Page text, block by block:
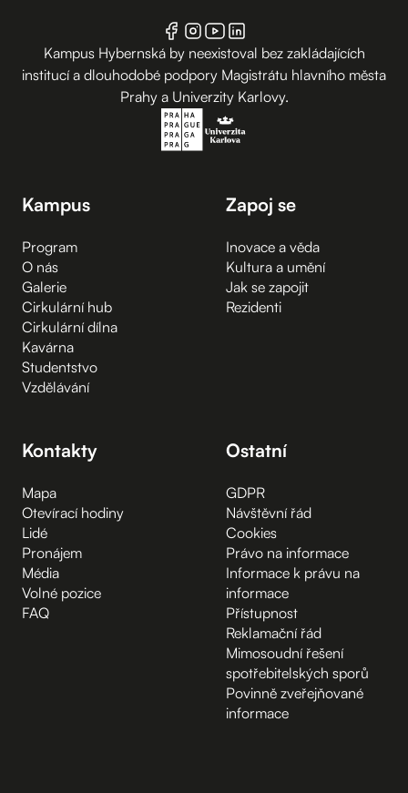
Kampus Hybernská by neexistoval bez zakládajících
institucí a dlouhodobé podpory Magistrátu hlavního města
Prahy a Univerzity Karlovy.
Kampus
Program
O nás
Galerie
Cirkulární hub
Cirkulární dílna
Kavárna
Studentstvo
Vzdělávání
Zapoj se
Inovace a věda
Kultura a umění
Jak se zapojit
Rezidenti
Kontakty
Mapa
Otevírací hodiny
Lidé
Pronájem
Média
Volné pozice
FAQ
Ostatní
GDPR
Návštěvní řád
Cookies
Právo na informace
Informace k právu na
informace
Přístupnost
Reklamační řád
Mimosoudní řešení
spotřebitelských sporů
Povinně zveřejňované
informace